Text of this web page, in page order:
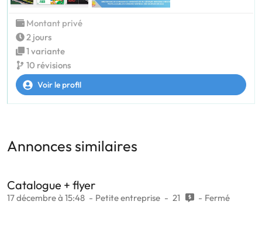
Montant privé
2 jours
1 variante
10 révisions
Voir le profil
Annonces similaires
Catalogue + flyer
17 décembre à 15:48 Petite entreprise 21 Fermé